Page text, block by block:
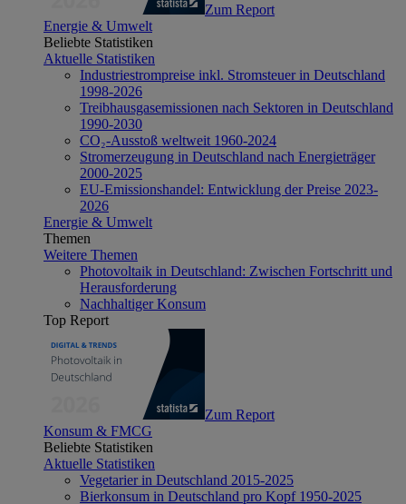
Zum Report
Energie & Umwelt
Beliebte Statistiken
Aktuelle Statistiken
Industriestrompreise inkl. Stromsteuer in Deutschland
1998-2026
Treibhausgasemissionen nach Sektoren in Deutschland
1990-2030
CO₂-Ausstoß weltweit 1960-2024
Stromerzeugung in Deutschland nach Energieträger
2000-2025
EU-Emissionshandel: Entwicklung der Preise 2023-
2026
Energie & Umwelt
Themen
Weitere Themen
Photovoltaik in Deutschland: Zwischen Fortschritt und
Herausforderung
Nachhaltiger Konsum
Top Report
Zum Report
Konsum & FMCG
Beliebte Statistiken
Aktuelle Statistiken
Vegetarier in Deutschland 2015-2025
Bierkonsum in Deutschland pro Kopf 1950-2025